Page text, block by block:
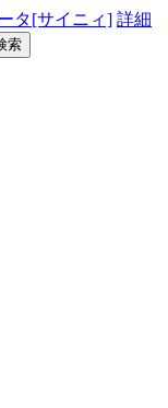
タ[サイニィ] 詳細
索